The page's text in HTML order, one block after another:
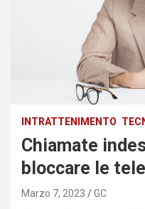
INTRATTENIMENTO
Chiamate
bloccare le
Marzo 7, 2023 GC